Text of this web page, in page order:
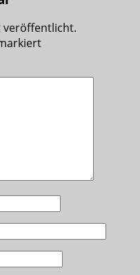
veröffentlicht.